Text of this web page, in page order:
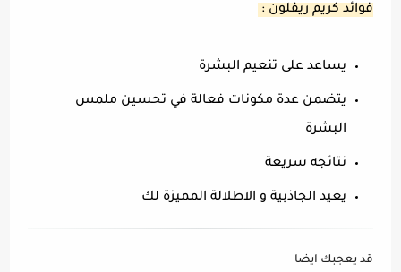
فوائد كريم ريفلون :
يساعد على تنعيم البشرة
يتضمن عدة مكونات فعالة في تحسين ملمس
البشرة
نتائجه سريعة
يعيد الجاذبية و الاطلالة المميزة لك
قد يعجبك ايضا